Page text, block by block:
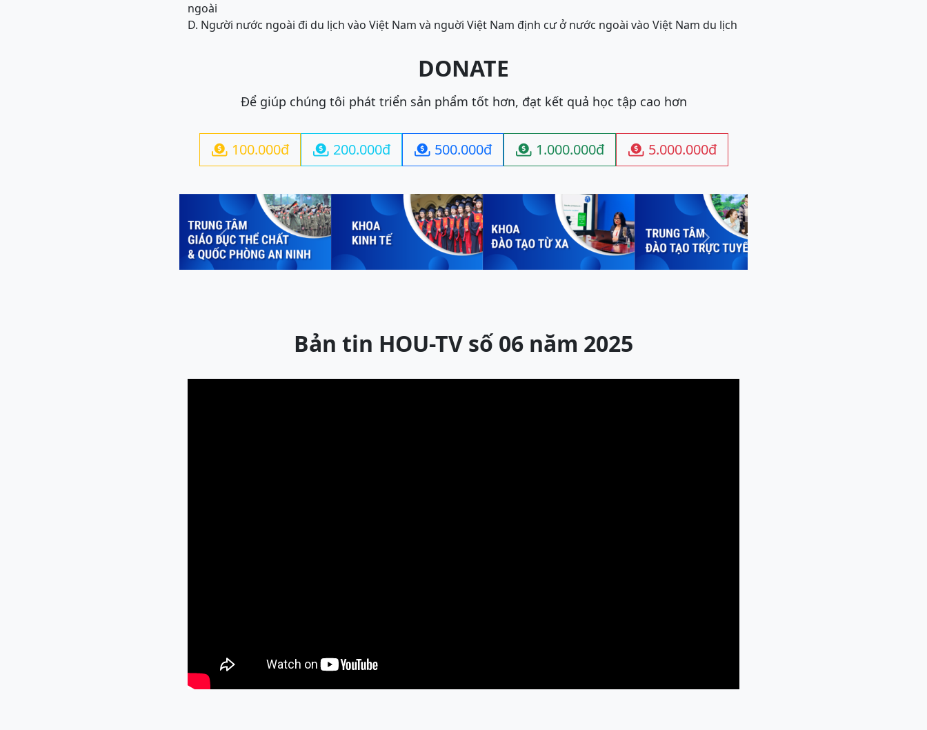
ngoài
D. Người nước ngoài đi du lịch vào Việt Nam và nguời Việt Nam định cư ở nước ngoài vào Việt Nam du lịch
DONATE
Để giúp chúng tôi phát triển sản phẩm tốt hơn, đạt kết quả học tập cao hơn
 100.000đ  200.000đ  500.000đ  1.000.000đ  5.000.000đ
Previous Next
Bản tin HOU-TV số 06 năm 2025